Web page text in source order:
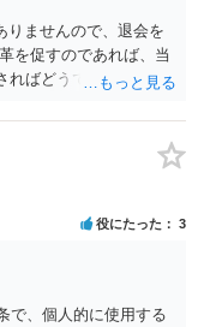
りませんので、退会を
を促すのであれば、当
ればどうでしょうか。
役にたった 3
で、個人的に使用する